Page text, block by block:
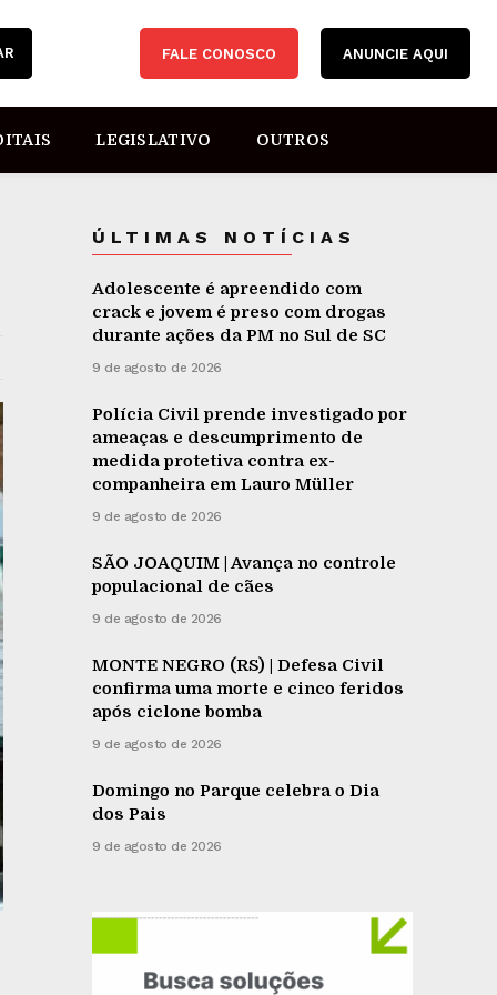
FALE CONOSCO ANUNCIE AQUI
LEGISLATIVO OUTROS
ÚLTIMAS NOTÍCIAS
Adolescente é apreendido com
crack e jovem é preso com drogas
durante ações da PM no Sul de SC
9 de agosto de 2026
Polícia Civil prende investigado por
ameaças e descumprimento de
medida protetiva contra ex-
companheira em Lauro Müller
9 de agosto de 2026
SÃO JOAQUIM | Avança no controle
populacional de cães
9 de agosto de 2026
MONTE NEGRO (RS) | Defesa Civil
confirma uma morte e cinco feridos
após ciclone bomba
9 de agosto de 2026
Domingo no Parque celebra o Dia
dos Pais
9 de agosto de 2026